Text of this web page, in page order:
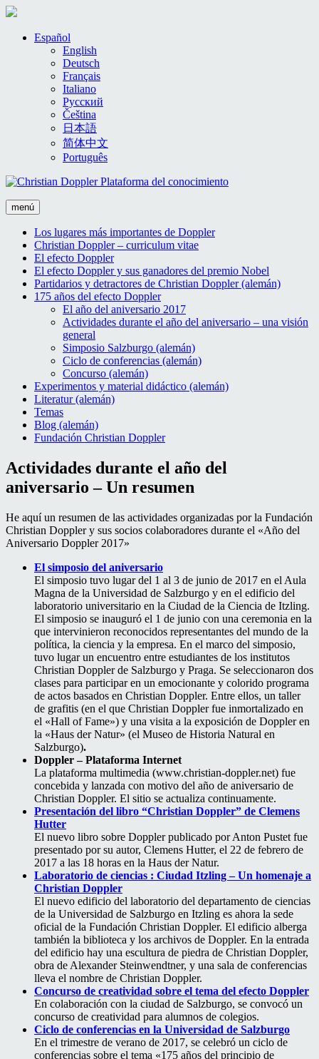
Español
English
Deutsch
Français
Italiano
Русский
Čeština
日本語
简体中文
Português
menú
Los lugares más importantes de Doppler
Christian Doppler – curriculum vitae
El efecto Doppler
El efecto Doppler y sus ganadores del premio Nobel
Partidarios y detractores de Christian Doppler (alemán)
175 años del efecto Doppler
El año del aniversario 2017
Actividades durante el año del aniversario – una visión
general
Simposio Salzburgo (alemán)
Ciclo de conferencias (alemán)
Concurso (alemán)
Experimentos y material didáctico (alemán)
Literatur (alemán)
Temas
Blog (alemán)
Fundación Christian Doppler
Actividades durante el año del
aniversario – Un resumen
He aquí un resumen de las actividades organizadas por la Fundación
Christian Doppler y sus socios colaboradores durante el «Año del
Aniversario Doppler 2017»
El simposio del aniversario
El simposio tuvo lugar del 1 al 3 de junio de 2017 en el Aula
Magna de la Universidad de Salzburgo y en el edificio del
laboratorio universitario en la Ciudad de la Ciencia de Itzling.
El simposio se inauguró el 1 de junio con una ceremonia en la
que intervinieron reconocidos representantes del mundo de la
política, la ciencia y la empresa. En el marco del simposio,
tuvo lugar un encuentro entre estudiantes de los institutos
Christian Doppler de Salzburgo y Praga. Se seleccionaron dos
clases para participar en un emocionante y colorido programa
de actos basados en Christian Doppler. Entre ellos, un taller
de grafitis (en el que Christian Doppler fue inmortalizado en
el «Hall of Fame») y una visita a la exposición de Doppler en
la «Haus der Natur» (el Museo de Historia Natural en
Salzburgo).
Doppler – Plataforma Internet
La plataforma multimedia (www.christian-doppler.net) fue
concebida y lanzada con motivo del año de aniversario de
Christian Doppler. El sitio se actualiza continuamente.
Presentación del libro “Christian Doppler” de Clemens
Hutter
El nuevo libro sobre Doppler publicado por Anton Pustet fue
presentado por su autor, Clemens Hutter, el 22 de febrero de
2017 a las 18 horas en la Haus der Natur.
Laboratorio de ciencias : Ciudad Itzling – Un homenaje a
Christian Doppler
El nuevo edificio del laboratorio del departamento de ciencias
de la Universidad de Salzburgo en Itzling es ahora la sede
oficial de la Fundación Christian Doppler. El edificio alberga
también la biblioteca y los archivos de Doppler. En la entrada
del edificio hay una escultura de piedra de Christian Doppler,
obra de Alexander Steinwendtner, y una sala de conferencias
lleva el nombre de Christian Doppler.
Concurso de creatividad sobre el tema del efecto Doppler
En colaboración con la ciudad de Salzburgo, se convocó un
concurso de creatividad para alumnos de colegios.
Ciclo de conferencias en la Universidad de Salzburgo
En el trimestre de verano de 2017, se celebró un ciclo de
conferencias sobre el tema «175 años del principio de